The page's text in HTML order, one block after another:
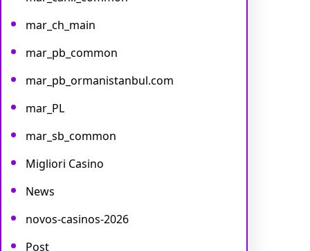
mar_ch_main
mar_pb_common
mar_pb_ormanistanbul.com
mar_PL
mar_sb_common
Migliori Casino
News
novos-casinos-2026
Post